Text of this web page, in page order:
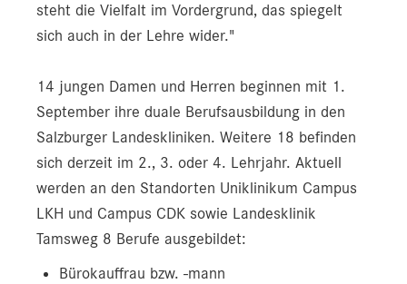
steht die Vielfalt im Vordergrund, das spiegelt
sich auch in der Lehre wider."
14 jungen Damen und Herren beginnen mit 1.
September ihre duale Berufsausbildung in den
Salzburger Landeskliniken. Weitere 18 befinden
sich derzeit im 2., 3. oder 4. Lehrjahr. Aktuell
werden an den Standorten Uniklinikum Campus
LKH und Campus CDK sowie Landesklinik
Tamsweg 8 Berufe ausgebildet:
Bürokauffrau bzw. -mann